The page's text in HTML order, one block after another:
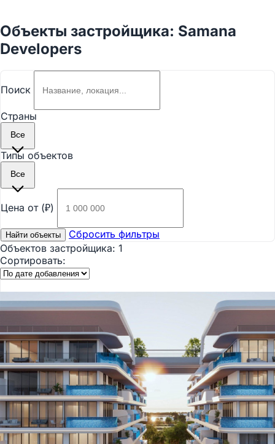
Объекты застройщика: Samana
Developers
Поиск
Страны
Все
Типы объектов
Все
Цена от (₽)
Найти объекты
Сбросить фильтры
Объектов застройщика: 1
Сортировать: